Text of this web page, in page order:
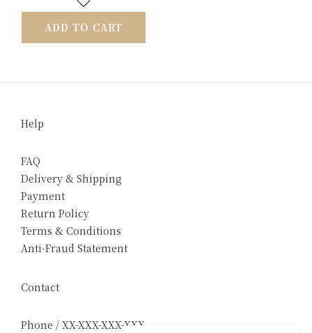
ADD TO CART
Help
FAQ
Delivery & Shipping
Payment
Return Policy
Terms & Conditions
Anti-Fraud Statement
Contact
Phone / XX-XXX-XXX-XXX